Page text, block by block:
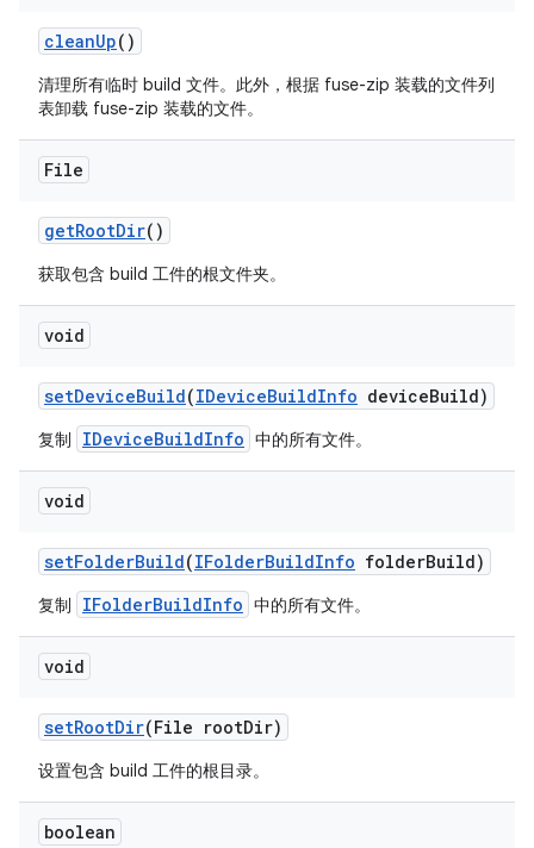
cleanUp()
清理所有临时 build 文件。此外，根据 fuse-zip 装载的文件列
表卸载 fuse-zip 装载的文件。
File
getRootDir()
获取包含 build 工件的根文件夹。
void
setDeviceBuild(IDeviceBuildInfo deviceBuild)
复制 IDeviceBuildInfo 中的所有文件。
void
setFolderBuild(IFolderBuildInfo folderBuild)
复制 IFolderBuildInfo 中的所有文件。
void
setRootDir(File rootDir)
设置包含 build 工件的根目录。
boolean